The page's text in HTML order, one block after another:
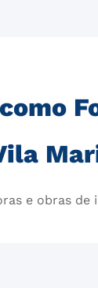
e obras de